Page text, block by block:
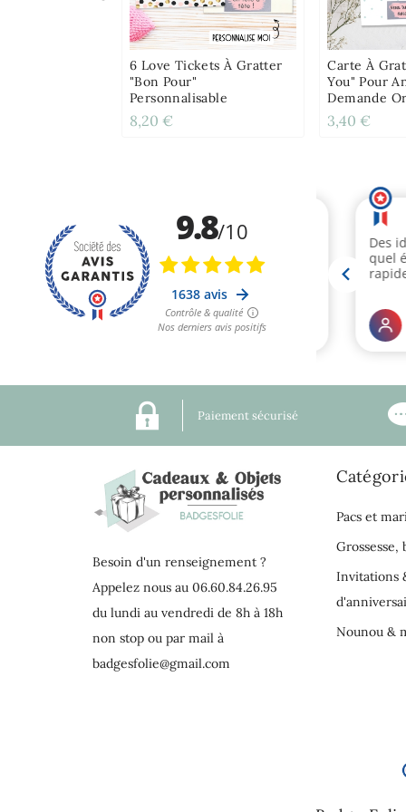
6 Love Tickets À Gratter
"Bon Pour"
Personnalisable
8,20 €
Carte À
You" Pour
Demande
3,40 €
Paiement sécurisé
Besoin d'un renseignement ?
Appelez nous au 06.60.84.26.95
du lundi au vendredi de 8h à 18h
non stop ou par mail à
badgesfolie@gmail.com
Pacs et
Grossesse,
Invitations
Nounou &